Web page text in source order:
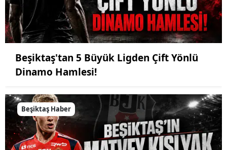
Beşiktaş'tan 5 Büyük Ligden Çift Yönlü
Dinamo Hamlesi!
Beşiktaş Haber